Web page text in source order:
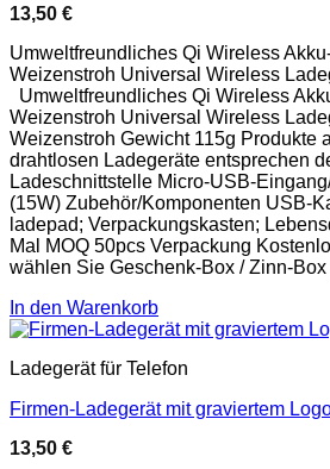
13,50 €
Umweltfreundliches Qi Wireless
Weizenstroh Universal Wireless
Umweltfreundliches Qi Wireless
Weizenstroh Universal Wireless
Weizenstroh Gewicht 115g Produkte
drahtlosen Ladegeräte entsprechen
Ladeschnittstelle Micro-USB-
(15W) Zubehör/Komponenten USB-
ladepad; Verpackungskasten;
Mal MOQ 50pcs Verpackung
wählen Sie Geschenk-Box / Zinn-Box
In den Warenkorb
Ladegerät für Telefon
Firmen-Ladegerät mit graviertem
13,50 €